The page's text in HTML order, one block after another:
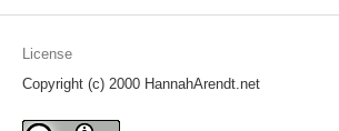
License
Copyright (c) 2000 HannahArendt.net